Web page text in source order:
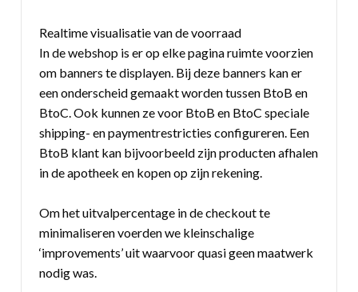
Realtime visualisatie van de voorraad
In de webshop is er op elke pagina ruimte voorzien
om banners te displayen. Bij deze banners kan er
een onderscheid gemaakt worden tussen BtoB en
BtoC. Ook kunnen ze voor BtoB en BtoC speciale
shipping- en paymentrestricties configureren. Een
BtoB klant kan bijvoorbeeld zijn producten afhalen
in de apotheek en kopen op zijn rekening.
Om het uitvalpercentage in de checkout te
minimaliseren voerden we kleinschalige
‘improvements’ uit waarvoor quasi geen maatwerk
nodig was.